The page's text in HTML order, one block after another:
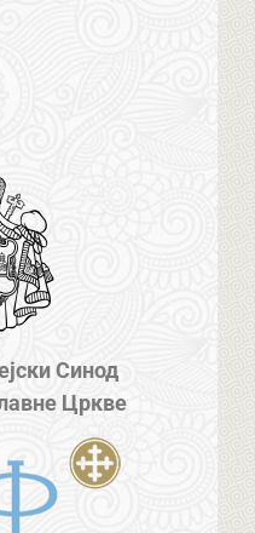
Синод
Цркве